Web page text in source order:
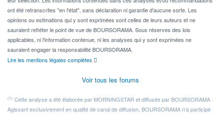
ont été retranscrites "en l'état", sans déclaration ni garantie d'aucune sorte. Les
opinions ou estimations qui y sont exprimées sont celles de leurs auteurs et ne
sauraient refléter le point de vue de BOURSORAMA. Sous réserves des lois
applicables, ni l'information contenue, ni les analyses qui y sont exprimées ne
sauraient engager la responsabilité BOURSORAMA.
Lire les mentions légales complètes
Voir tous les forums
(1) Cette analyse a été élaborée par MORNINGSTAR et diffusée par BOURSORAMA .
Agissant exclusivement en qualité de canal de diffusion, BOURSORAMA n'a participé